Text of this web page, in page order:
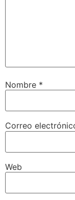
Nombre *
Correo
Web